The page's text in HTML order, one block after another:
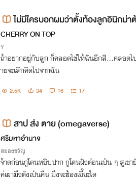
ไม่มีใครบอกผมว่าตั้งท้องลูกอินิกม่า
นิกม่า x อัลฟ่า]
CHERRY ON TOP
Y
ถ้าอยากอยู่กับลูก ก็คลอดไข่ให้ฉันอีกสิ...คลอดไ
ายจะเลิกคิดไปจากฉัน
2.5K 34 16 17
สาป ส่ง ตาย (omegaverse)
ศรีมหาอำนาจ
สยองขวัญ
จ้าดก่อนกูโดนหยิบปาก กูโดนฝังต๋อนเป๋น ๆ สูเขา
ค่เผามึงตังเป๋นคืน มึงจะฮ้องเยี๊ยะใด